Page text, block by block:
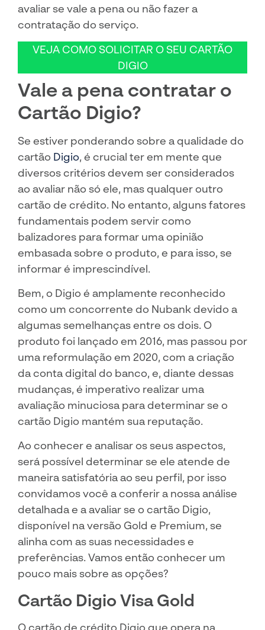
avaliar se vale a pena ou não fazer a
contratação do serviço.
VEJA COMO SOLICITAR O SEU CARTÃO
DIGIO
Vale a pena contratar o
Cartão Digio?
Se estiver ponderando sobre a qualidade do
cartão Digio, é crucial ter em mente que
diversos critérios devem ser considerados
ao avaliar não só ele, mas qualquer outro
cartão de crédito. No entanto, alguns fatores
fundamentais podem servir como
balizadores para formar uma opinião
embasada sobre o produto, e para isso, se
informar é imprescindível.
Bem, o Digio é amplamente reconhecido
como um concorrente do Nubank devido a
algumas semelhanças entre os dois. O
produto foi lançado em 2016, mas passou por
uma reformulação em 2020, com a criação
da conta digital do banco, e, diante dessas
mudanças, é imperativo realizar uma
avaliação minuciosa para determinar se o
cartão Digio mantém sua reputação.
Ao conhecer e analisar os seus aspectos,
será possível determinar se ele atende de
maneira satisfatória ao seu perfil, por isso
convidamos você a conferir a nossa análise
detalhada e a avaliar se o cartão Digio,
disponível na versão Gold e Premium, se
alinha com as suas necessidades e
preferências. Vamos então conhecer um
pouco mais sobre as opções?
Cartão Digio Visa Gold
O cartão de crédito Digio que opera na